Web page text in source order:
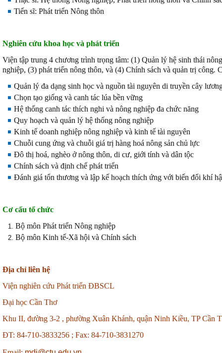
Tiến sĩ: Phát triển Nông thôn
Nghiên cứu khoa học và phát triển
Viện tập trung 4 chương trình trọng tâm: (1) Quản lý hệ sinh thái
nghiệp, (3) phát triển nông thôn, và (4) Chính sách và quản trị công.
Quản lý đa dạng sinh học và nguồn tài nguyên di truyền cây
Chọn tạo giống và canh tác lúa bền vững
Hệ thống canh tác thích nghi và nông nghiệp đa chức năng
Quy hoạch và quản lý hệ thống nông nghiệp
Kinh tế doanh nghiệp nông nghiệp và kinh tế tài nguyên
Chuỗi cung ứng và chuỗi giá trị hàng hoá nông sản chủ lực
Đô thị hoá, nghèo ở nông thôn, di cư, giới tính và dân tộc
Chính sách và định chế phát triển
Đánh giá tổn thương và lập kế hoạch thích ứng với biến đổi khí
Cơ cấu tổ chức
Bộ môn Phát triển Nông nghiệp
Bộ môn Kinh tế-Xã hội và Chính sách
Địa chỉ liên hệ
Viện nghiên cứu Phát triển ĐBSCL
Đại học Cần Thơ
Khu II, đường 3-2 , phường Xuân Khánh, quận Ninh Kiều, TP Cần
ĐT: 84-710-3833256 ; Fax: 84-710-3831270